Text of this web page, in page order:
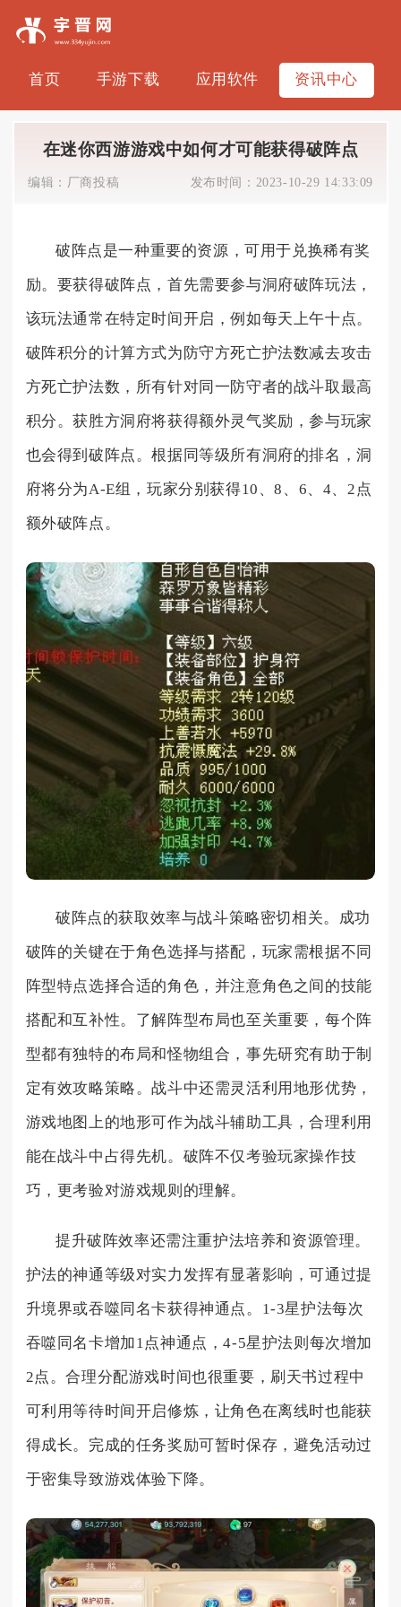
首页 手游下载 应用软件 资讯中心
在迷你西游游戏中如何才可能获得破阵点
编辑： 厂商投稿 发布时间： 2023-10-29 14:33:09
破阵点是一种重要的资源，可用于兑换稀有奖
励。要获得破阵点，首先需要参与洞府破阵玩法，
该玩法通常在特定时间开启，例如每天上午十点。
破阵积分的计算方式为防守方死亡护法数减去攻击
方死亡护法数，所有针对同一防守者的战斗取最高
积分。获胜方洞府将获得额外灵气奖励，参与玩家
也会得到破阵点。根据同等级所有洞府的排名，洞
府将分为A-E组，玩家分别获得10、8、6、4、2点
额外破阵点。
破阵点的获取效率与战斗策略密切相关。成功
破阵的关键在于角色选择与搭配，玩家需根据不同
阵型特点选择合适的角色，并注意角色之间的技能
搭配和互补性。了解阵型布局也至关重要，每个阵
型都有独特的布局和怪物组合，事先研究有助于制
定有效攻略策略。战斗中还需灵活利用地形优势，
游戏地图上的地形可作为战斗辅助工具，合理利用
能在战斗中占得先机。破阵不仅考验玩家操作技
巧，更考验对游戏规则的理解。
提升破阵效率还需注重护法培养和资源管理。
护法的神通等级对实力发挥有显著影响，可通过提
升境界或吞噬同名卡获得神通点。1-3星护法每次
吞噬同名卡增加1点神通点，4-5星护法则每次增加
2点。合理分配游戏时间也很重要，刷天书过程中
可利用等待时间开启修炼，让角色在离线时也能获
得成长。完成的任务奖励可暂时保存，避免活动过
于密集导致游戏体验下降。